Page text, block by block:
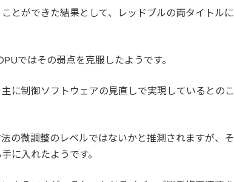
とができた結果として、レッドブルの両タイトルに
ではその弱点を克服したようです。
に制御ソフトウェアの見直しで実現しているとのこ
の微調整のレベルではないかと推測されますが、そ
に入れたようです。